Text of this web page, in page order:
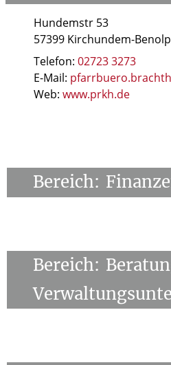
Hundemstr 53
57399 Kirchundem-
Telefon:02723 3273
E-Mail:
Web:www.prkh.de
Bereich:
Bereich: